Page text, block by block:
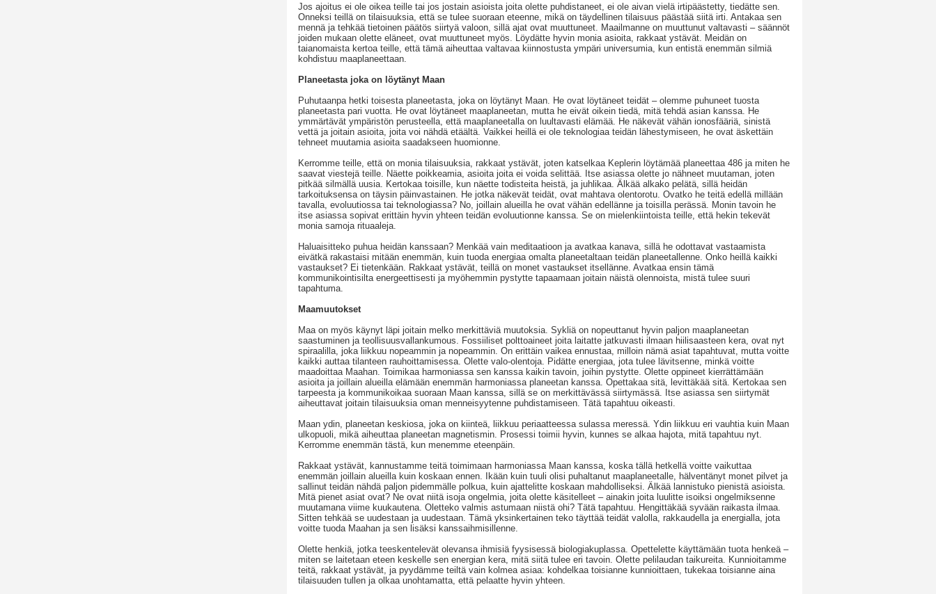
Jos ajoitus ei ole oikea teille tai jos jostain asioista joita olette puhdistaneet, ei ole aivan vielä irtipäästetty, tiedätte sen.
Onneksi teillä on tilaisuuksia, että se tulee suoraan eteenne, mikä on täydellinen tilaisuus päästää siitä irti. Antakaa sen
mennä ja tehkää tietoinen päätös siirtyä valoon, sillä ajat ovat muuttuneet. Maailmanne on muuttunut valtavasti – säännöt
joiden mukaan olette eläneet, ovat muuttuneet myös. Löydätte hyvin monia asioita, rakkaat ystävät. Meidän on
taianomaista kertoa teille, että tämä aiheuttaa valtavaa kiinnostusta ympäri universumia, kun entistä enemmän silmiä
kohdistuu maaplaneettaan.
Planeetasta joka on löytänyt Maan
Puhutaanpa hetki toisesta planeetasta, joka on löytänyt Maan. He ovat löytäneet teidät – olemme puhuneet tuosta
planeetasta pari vuotta. He ovat löytäneet maaplaneetan, mutta he eivät oikein tiedä, mitä tehdä asian kanssa. He
ymmärtävät ympäristön perusteella, että maaplaneetalla on luultavasti elämää. He näkevät vähän ionosfääriä, sinistä
vettä ja joitain asioita, joita voi nähdä etäältä. Vaikkei heillä ei ole teknologiaa teidän lähestymiseen, he ovat äskettäin
tehneet muutamia asioita saadakseen huomionne.
Kerromme teille, että on monia tilaisuuksia, rakkaat ystävät, joten katselkaa Keplerin löytämää planeettaa 486 ja miten he
saavat viestejä teille. Näette poikkeamia, asioita joita ei voida selittää. Itse asiassa olette jo nähneet muutaman, joten
pitkää silmällä uusia. Kertokaa toisille, kun näette todisteita heistä, ja juhlikaa. Älkää alkako pelätä, sillä heidän
tarkoituksensa on täysin päinvastainen. He jotka näkevät teidät, ovat mahtava olentorotu. Ovatko he teitä edellä millään
tavalla, evoluutiossa tai teknologiassa? No, joillain alueilla he ovat vähän edellänne ja toisilla perässä. Monin tavoin he
itse asiassa sopivat erittäin hyvin yhteen teidän evoluutionne kanssa. Se on mielenkiintoista teille, että hekin tekevät
monia samoja rituaaleja.
Haluaisitteko puhua heidän kanssaan? Menkää vain meditaatioon ja avatkaa kanava, sillä he odottavat vastaamista
eivätkä rakastaisi mitään enemmän, kuin tuoda energiaa omalta planeetaltaan teidän planeetallenne. Onko heillä kaikki
vastaukset? Ei tietenkään. Rakkaat ystävät, teillä on monet vastaukset itsellänne. Avatkaa ensin tämä
kommunikointisilta energeettisesti ja myöhemmin pystytte tapaamaan joitain näistä olennoista, mistä tulee suuri
tapahtuma.
Maamuutokset
Maa on myös käynyt läpi joitain melko merkittäviä muutoksia. Sykliä on nopeuttanut hyvin paljon maaplaneetan
saastuminen ja teollisuusvallankumous. Fossiiliset polttoaineet joita laitatte jatkuvasti ilmaan hiilisaasteen kera, ovat nyt
spiraalilla, joka liikkuu nopeammin ja nopeammin. On erittäin vaikea ennustaa, milloin nämä asiat tapahtuvat, mutta voitte
kaikki auttaa tilanteen rauhoittamisessa. Olette valo-olentoja. Pidätte energiaa, jota tulee lävitsenne, minkä voitte
maadoittaa Maahan. Toimikaa harmoniassa sen kanssa kaikin tavoin, joihin pystytte. Olette oppineet kierrättämään
asioita ja joillain alueilla elämään enemmän harmoniassa planeetan kanssa. Opettakaa sitä, levittäkää sitä. Kertokaa sen
tarpeesta ja kommunikoikaa suoraan Maan kanssa, sillä se on merkittävässä siirtymässä. Itse asiassa sen siirtymät
aiheuttavat joitain tilaisuuksia oman menneisyytenne puhdistamiseen. Tätä tapahtuu oikeasti.
Maan ydin, planeetan keskiosa, joka on kiinteä, liikkuu periaatteessa sulassa meressä. Ydin liikkuu eri vauhtia kuin Maan
ulkopuoli, mikä aiheuttaa planeetan magnetismin. Prosessi toimii hyvin, kunnes se alkaa hajota, mitä tapahtuu nyt.
Kerromme enemmän tästä, kun menemme eteenpäin.
Rakkaat ystävät, kannustamme teitä toimimaan harmoniassa Maan kanssa, koska tällä hetkellä voitte vaikuttaa
enemmän joillain alueilla kuin koskaan ennen. Ikään kuin tuuli olisi puhaltanut maaplaneetalle, hälventänyt monet pilvet ja
sallinut teidän nähdä paljon pidemmälle polkua, kuin ajattelitte koskaan mahdolliseksi. Älkää lannistuko pienistä asioista.
Mitä pienet asiat ovat? Ne ovat niitä isoja ongelmia, joita olette käsitelleet – ainakin joita luulitte isoiksi ongelmiksenne
muutamana viime kuukautena. Oletteko valmis astumaan niistä ohi? Tätä tapahtuu. Hengittäkää syvään raikasta ilmaa.
Sitten tehkää se uudestaan ja uudestaan. Tämä yksinkertainen teko täyttää teidät valolla, rakkaudella ja energialla, jota
voitte tuoda Maahan ja sen lisäksi kanssaihmisillenne.
Olette henkiä, jotka teeskentelevät olevansa ihmisiä fyysisessä biologiakuplassa. Opettelette käyttämään tuota henkeä –
miten se laitetaan eteen keskelle sen energian kera, mitä siitä tulee eri tavoin. Olette pelilaudan taikureita. Kunnioitamme
teitä, rakkaat ystävät, ja pyydämme teiltä vain kolmea asiaa: kohdelkaa toisianne kunnioittaen, tukekaa toisianne aina
tilaisuuden tullen ja olkaa unohtamatta, että pelaatte hyvin yhteen.